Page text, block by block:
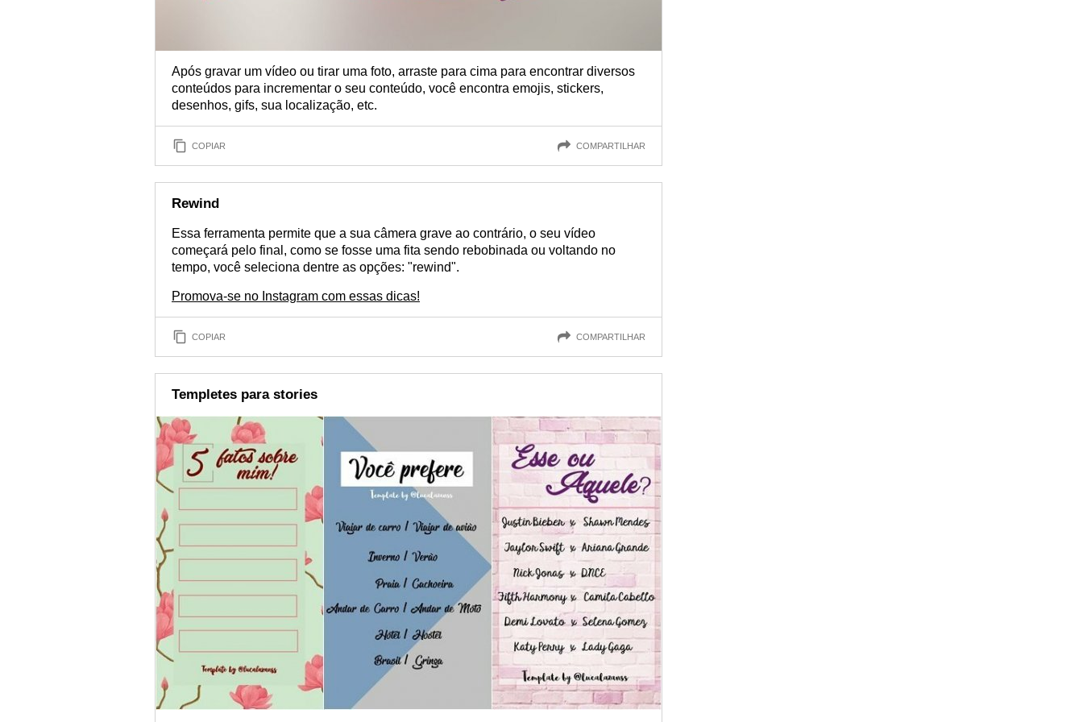
Após gravar um vídeo ou tirar uma foto, arraste para cima para encontrar diversos
conteúdos para incrementar o seu conteúdo, você encontra emojis, stickers,
desenhos, gifs, sua localização, etc.
COPIAR COMPARTILHAR
Rewind
Essa ferramenta permite que a sua câmera grave ao contrário, o seu vídeo
começará pelo final, como se fosse uma fita sendo rebobinada ou voltando no
tempo, você seleciona dentre as opções: "rewind".
Promova-se no Instagram com essas dicas!
COPIAR COMPARTILHAR
Templetes para stories